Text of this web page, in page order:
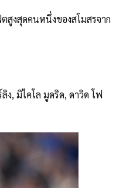
สูงสุดคนหนึ่งของสโมสรจาก
ง, มิไคโล มูดริด, ดาวิด โฟ